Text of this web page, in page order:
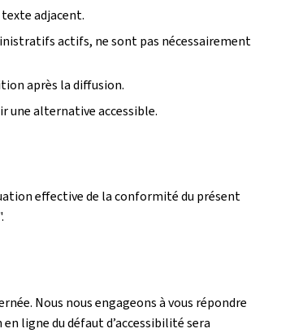
adjacent.
actifs, ne sont pas nécessairement
après la diffusion.
une alternative accessible.
effective de la conformité du présent
Nous nous engageons à vous répondre
ligne du défaut d’accessibilité sera